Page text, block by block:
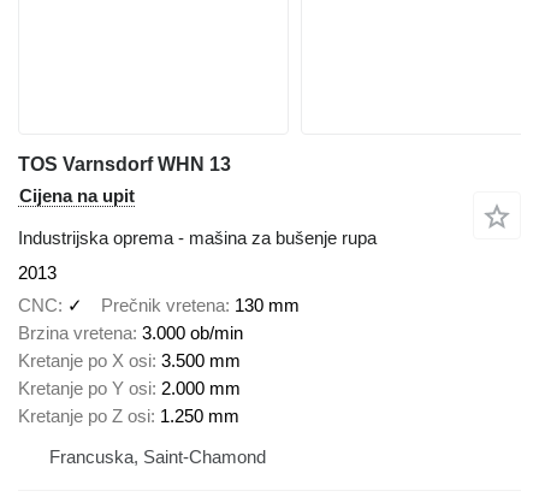
TOS Varnsdorf WHN 13
Cijena na upit
Industrijska oprema - mašina za bušenje rupa
2013
CNC
✓ Prečnik vretena 130 mm
Brzina vretena 3.000 ob/min
Kretanje po X osi 3.500 mm
Kretanje po Y osi 2.000 mm
Kretanje po Z osi 1.250 mm
Francuska, Saint-Chamond